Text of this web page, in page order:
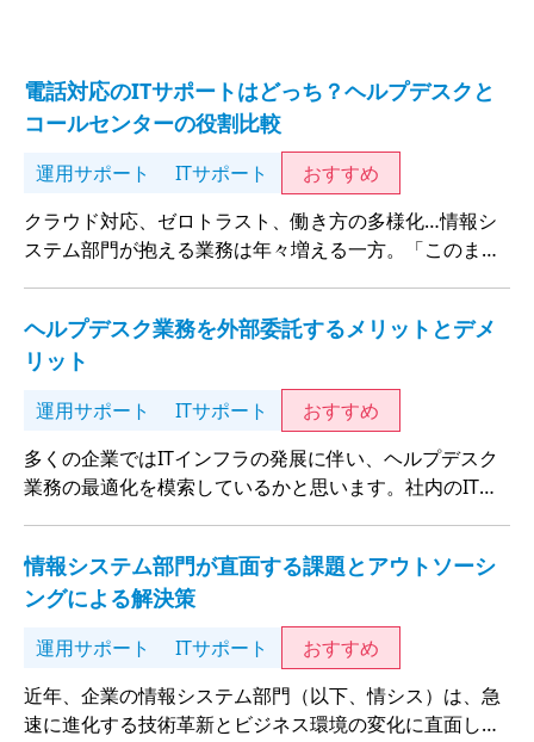
電話対応のITサポートはどっち？ヘルプデスクと
コールセンターの役割比較
運用サポート ITサポート
おすすめ
クラウド対応、ゼロトラスト、働き方の多様化…情報シ
ステム部門が抱える業務は年々増える一方。「このまま
ヘルプデスク業務を外部委託するメリットとデメ
リット
運用サポート ITサポート
おすすめ
多くの企業ではITインフラの発展に伴い、ヘルプデスク
業務の最適化を模索しているかと思います。社内のITサ
上を期待しています。
情報システム部門が直面する課題とアウトソーシ
ングによる解決策
運用サポート ITサポート
おすすめ
近年、企業の情報システム部門（以下、情シス）は、急
速に進化する技術革新とビジネス環境の変化に直面して